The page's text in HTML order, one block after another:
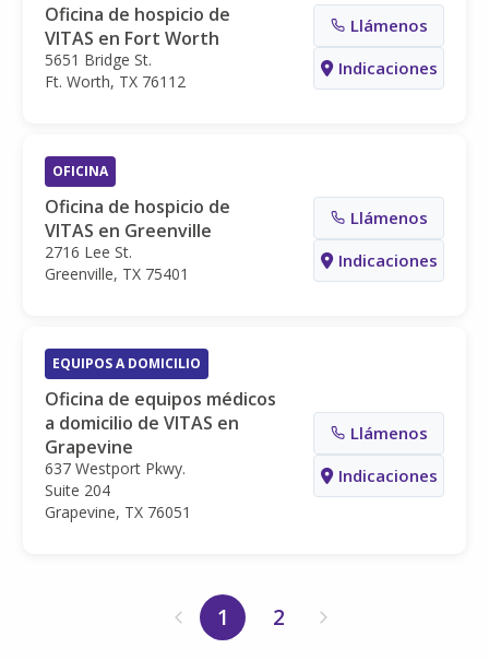
Oficina de hospicio de
VITAS en Fort Worth
5651 Bridge St.
Ft. Worth, TX 76112
Llámenos
Indicaciones
OFICINA
Oficina de hospicio de
VITAS en Greenville
2716 Lee St.
Greenville, TX 75401
Llámenos
Indicaciones
EQUIPOS A DOMICILIO
Oficina de equipos médicos
a domicilio de VITAS en
Grapevine
637 Westport Pkwy.
Suite 204
Grapevine, TX 76051
Llámenos
Indicaciones
1 2